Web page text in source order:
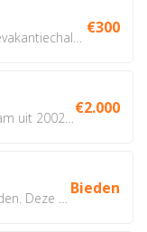
€300
€2.000
Bieden